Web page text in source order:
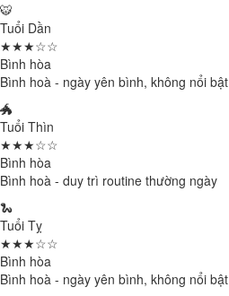
🐯
Tuổi Dần
★★★☆☆
Bình hòa
Bình hoà - ngày yên bình, không nổi bật
🐲
Tuổi Thìn
★★★☆☆
Bình hòa
Bình hoà - duy trì routine thường ngày
🐍
Tuổi Tỵ
★★★☆☆
Bình hòa
Bình hoà - ngày yên bình, không nổi bật